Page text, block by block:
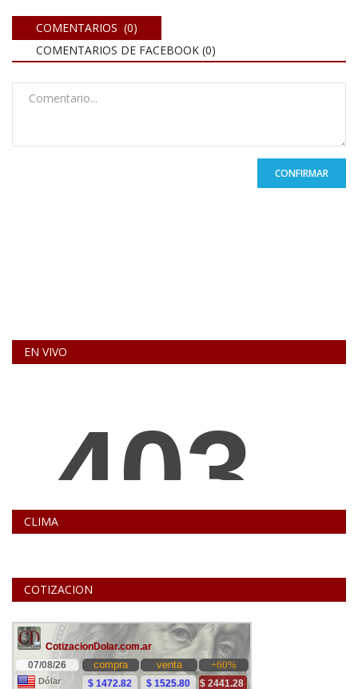
COMENTARIOS (0)
COMENTARIOS DE FACEBOOK (0)
CONFIRMAR
EN VIVO
CLIMA
COTIZACION